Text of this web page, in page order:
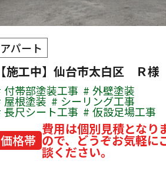
アパート
【施工中】仙台市太白区 Ｒ様
付帯部塗装工事 外壁塗装
屋根塗装 シーリング工事
長尺シート工事 仮設足場工事
価格帯
費用は個別見積となり
ので、どうぞお気軽に
談ください。